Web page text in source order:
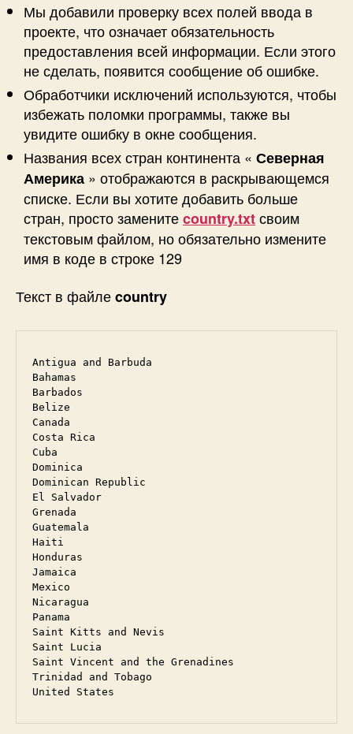
Мы добавили проверку всех полей ввода в
проекте, что означает обязательность
предоставления всей информации. Если этого
не сделать, появится сообщение об ошибке.
Обработчики исключений используются, чтобы
избежать поломки программы, также вы
увидите ошибку в окне сообщения.
Названия всех стран континента « Северная
Америка » отображаются в раскрывающемся
списке. Если вы хотите добавить больше
стран, просто заменитеcountry.txtсвоим
текстовым файлом, но обязательно измените
имя в коде в строке 129
Текст в файлеcountry
Antigua and Barbuda
Bahamas
Barbados
Belize
Canada
Costa Rica
Cuba
Dominica
Dominican Republic
El Salvador
Grenada
Guatemala
Haiti
Honduras
Jamaica
Mexico
Nicaragua
Panama
Saint Kitts and Nevis
Saint Lucia
Saint Vincent and the Grenadines
Trinidad and Tobago
United States